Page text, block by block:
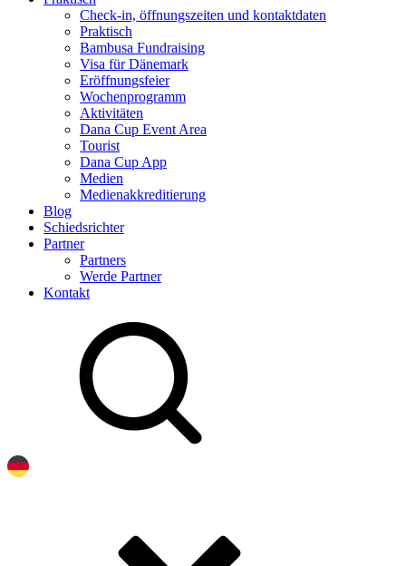
Check-in, öffnungszeiten und kontaktdaten
Praktisch
Bambusa Fundraising
Visa für Dänemark
Eröffnungsfeier
Wochenprogramm
Aktivitäten
Dana Cup Event Area
Tourist
Dana Cup App
Medien
Medienakkreditierung
Blog
Schiedsrichter
Partner
Partners
Werde Partner
Kontakt